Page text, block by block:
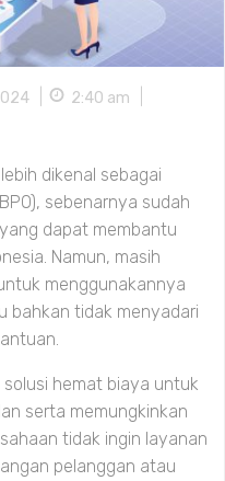
2:40 am
dikenal sebagai
sebenarnya sudah
dapat membantu
Namun, masih
menggunakannya
bahkan tidak menyadari
solusi hemat biaya untuk
serta memungkinkan
tidak ingin layanan
pelanggan atau